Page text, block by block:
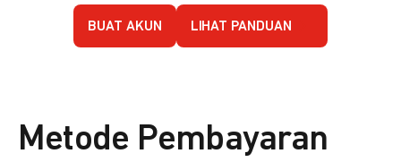
BUAT AKUN LIHAT PANDUAN
Metode Pembayaran